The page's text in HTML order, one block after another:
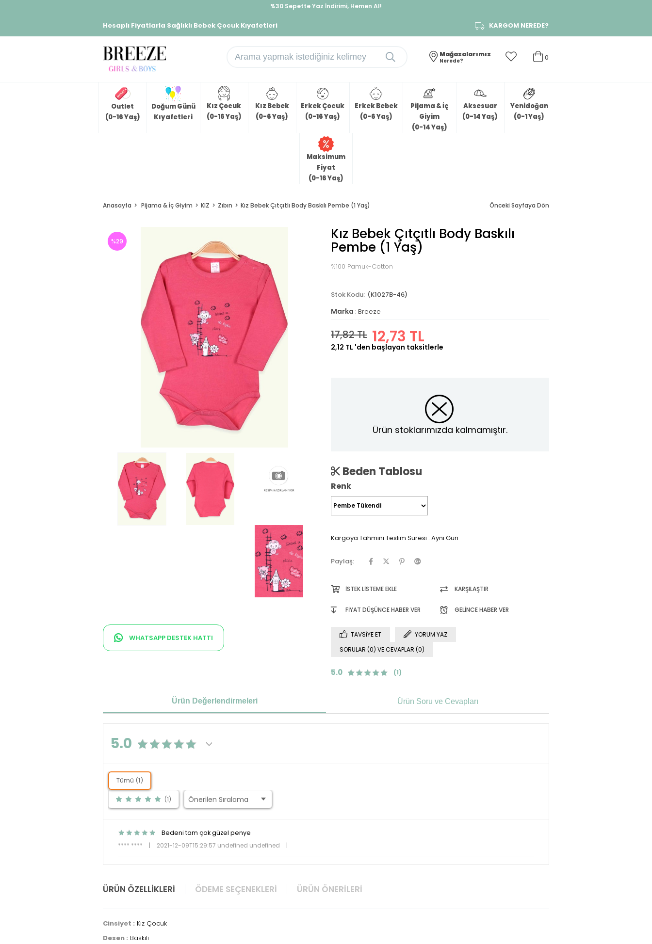
%30 Sepette Yaz İndirimi, Hemen Al!
Hesaplı Fiyatlarla Sağlıklı Bebek Çocuk Kıyafetleri KARGOM NEREDE?
0
Mağazalarımız
Nerede?
Outlet
(0-16 Yaş)
Doğum Günü
Kıyafetleri
Kız Çocuk
(0-16 Yaş)
Kız Bebek
(0-6 Yaş)
Erkek Çocuk
(0-16 Yaş)
Erkek Bebek
(0-6 Yaş)
Pijama & İç
Giyim
(0-14 Yaş)
Aksesuar
(0-14 Yaş)
Yenidoğan
(0-1 Yaş)
Maksimum
Fiyat
(0-16 Yaş)
Anasayfa Pijama & İç Giyim KIZ Zıbın Kız Bebek Çıtçıtlı Body Baskılı Pembe (1 Yaş) Önceki Sayfaya Dön
%29
WHATSAPP DESTEK HATTI
Kız Bebek Çıtçıtlı Body Baskılı
Pembe (1 Yaş)
%100 Pamuk-Cotton
(K1027B-46)
Marka : Breeze
17,82 TL 12,73 TL
2,12 TL 'den başlayan taksitlerle
Ürün stoklarımızda kalmamıştır.
Beden Tablosu
Renk
Kargoya Tahmini Teslim Süresi : Aynı Gün
Paylaş:
İSTEK LISTEME EKLE KARŞILAŞTIR
FIYAT DÜŞÜNCE HABER VER GELINCE HABER VER
TAVSIYE ET
YORUM YAZ
SORULAR (0) VE CEVAPLAR (0)
5.0 (1)
Ürün Değerlendirmeleri Ürün Soru ve Cevapları
5.0
Tümü (1)
(1)
Bedeni tam çok güzel penye
**** ****
| 2021-12-09T15:29:57 undefined undefined |
ÜRÜN ÖZELLIKLERI ÖDEME SEÇENEKLERI ÜRÜN ÖNERILERI
Cinsiyet : Kız Çocuk
Desen : Baskılı